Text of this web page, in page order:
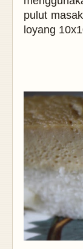
pulut
loyang